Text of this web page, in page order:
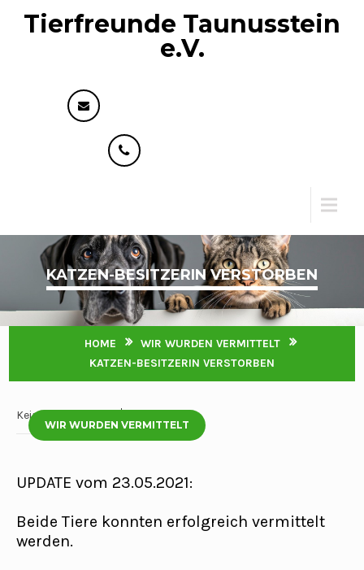
Tierfreunde Taunusstein
e.V.
KATZEN-BESITZERIN VERSTORBEN
HOME
WIR WURDEN VERMITTELT
KATZEN-BESITZERIN VERSTORBEN
Keine Kommentare
WIR WURDEN VERMITTELT
UPDATE vom 23.05.2021:
Beide Tiere konnten erfolgreich vermittelt
werden.